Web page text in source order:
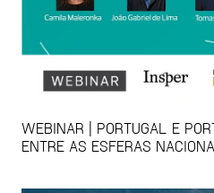
WEBINAR | PORTUGAL E
ENTRE AS ESFERAS